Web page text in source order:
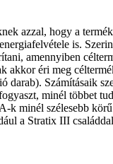
azzal, hogy a
is.
amennyiben
akkor éri meg
darab). Számításaik
minél többet
k minél szélesebb
a Stratix III